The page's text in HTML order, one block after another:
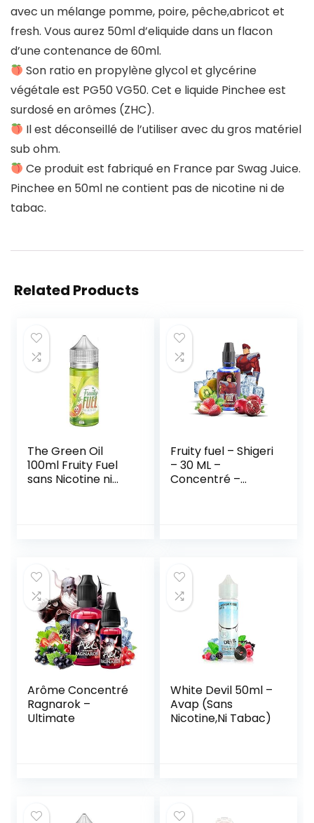
avec un mélange pomme, poire, pêche,abricot et
fresh. Vous aurez 50ml d’eliquide dans un flacon
d’une contenance de 60ml.
Son ratio en propylène glycol et glycérine
végétale est PG50 VG50. Cet e liquide Pinchee est
surdosé en arômes (ZHC).
Il est déconseillé de l’utiliser avec du gros matériel
sub ohm.
Ce produit est fabriqué en France par Swag Juice.
Pinchee en 50ml ne contient pas de nicotine ni de
tabac.
Related Products
The Green Oil
100ml Fruity Fuel
sans Nicotine ni
Fruity fuel – Shigeri
– 30 ML –
Concentré –
Arôme Concentré
Ragnarok –
Ultimate
White Devil 50ml –
Avap (Sans
Nicotine,Ni Tabac)